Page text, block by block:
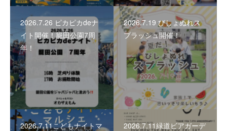
2026.7.26 ピカピカdeナ
イト開催！籠田公園7周
年！
2026.7.19 びしょぬれス
プラッシュ開催！
2026.7.11こどもナイトマ
2026.7.11緑道ビアガーデ